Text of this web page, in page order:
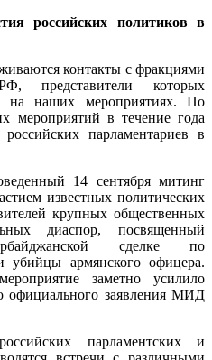
российских политиков в
контакты с фракциями
представители которых
на наших мероприятиях. По
мероприятий в течение года
парламентариев в
14 сентября митинг
известных политических
крупных общественных
диаспор, посвященный
сделке по
убийцы армянского офицера.
заметно усилило
официального заявления МИД
парламентских и